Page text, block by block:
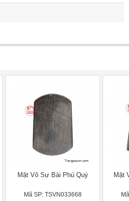
Mặt Vô Sự Bài Phú Quý
Mã SP: TSVN033668
Mặt